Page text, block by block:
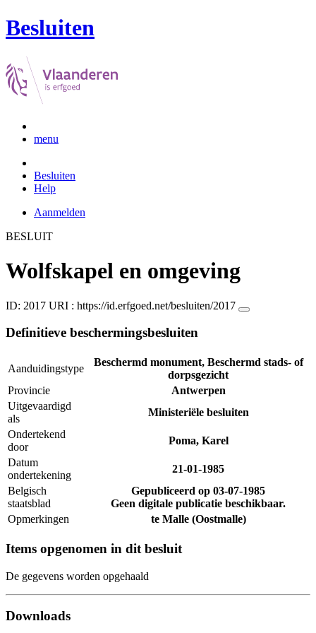
Besluiten
menu
Besluiten
Help
Aanmelden
BESLUIT
Wolfskapel en omgeving
ID: 2017 URI : https://id.erfgoed.net/besluiten/2017
Definitieve beschermingsbesluiten
Aanduidingstype
Beschermd monument, Beschermd stads- of
dorpsgezicht
Provincie
Antwerpen
Uitgevaardigd
als
Ministeriële besluiten
Ondertekend
door
Poma, Karel
Datum
ondertekening
21-01-1985
Belgisch
staatsblad
Gepubliceerd op 03-07-1985
Geen digitale publicatie beschikbaar.
Opmerkingen
te Malle (Oostmalle)
Items opgenomen in dit besluit
De gegevens worden opgehaald
Downloads